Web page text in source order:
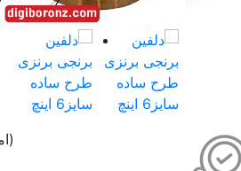
(امتیاز 24 خریدار)